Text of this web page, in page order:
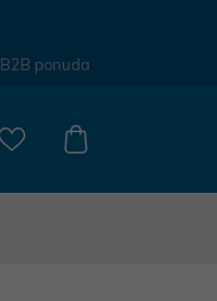
B2B ponuda